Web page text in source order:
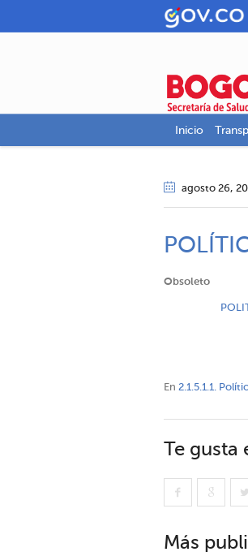
Inicio
agosto 26,
Obsoleto
En 2.1.5.1.1.
Te gusta
Más